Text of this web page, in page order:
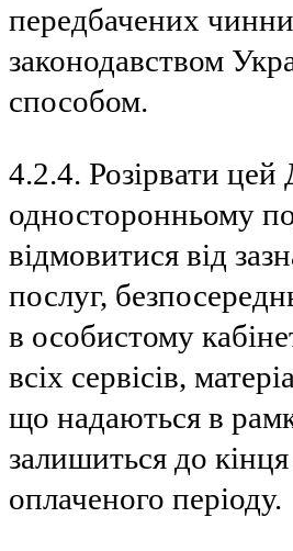
передбачених
законодавством
способом.
4.2.4. Розірвати цей
односторонньому
відмовитися від
послуг,
в особистому
всіх сервісів,
що надаються в
залишиться до
оплаченого періоду.